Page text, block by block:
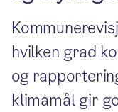
hvilken grad
og
klimamål gir